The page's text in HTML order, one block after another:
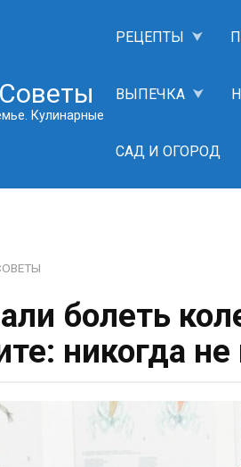
Кулинарные
РЕЦЕПТЫ
ВЫПЕЧКА
САД И ОГОРОД
болеть
никогда